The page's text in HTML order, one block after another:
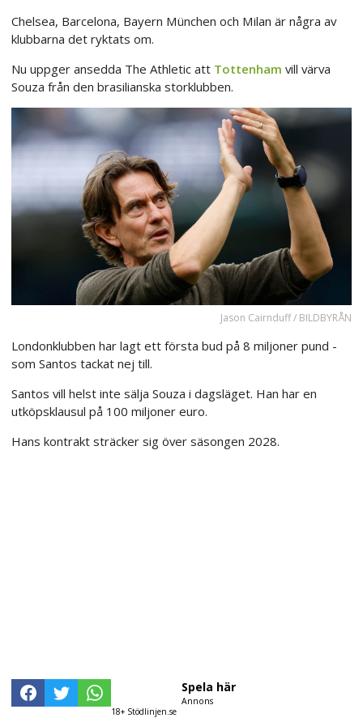
Chelsea, Barcelona, Bayern München och Milan är några av
klubbarna det ryktats om.
Nu uppger ansedda The Athletic att Tottenham vill värva
Souza från den brasilianska storklubben.
Jason Cairnduff / BILDBYRÅN
Londonklubben har lagt ett första bud på 8 miljoner pund -
som Santos tackat nej till.
Santos vill helst inte sälja Souza i dagsläget. Han har en
utköpsklausul på 100 miljoner euro.
Hans kontrakt sträcker sig över säsongen 2028.
18+ Stödlinjen.se
Spela här
Annons